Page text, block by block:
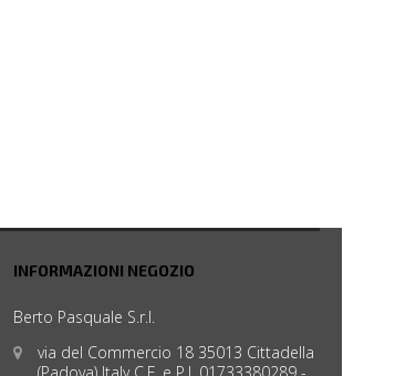
INFORMAZIONI NEGOZIO
Berto Pasquale S.r.l.
via del Commercio 18 35013 Cittadella
(Padova) Italy C.F. e P.I. 01733380289 -